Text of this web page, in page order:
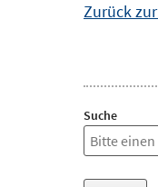
Zurück
Suche